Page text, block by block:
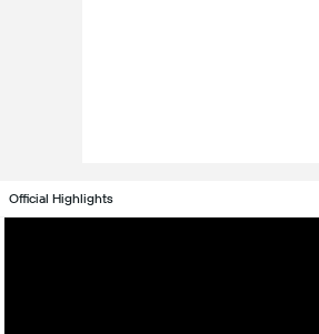
Official Highlights